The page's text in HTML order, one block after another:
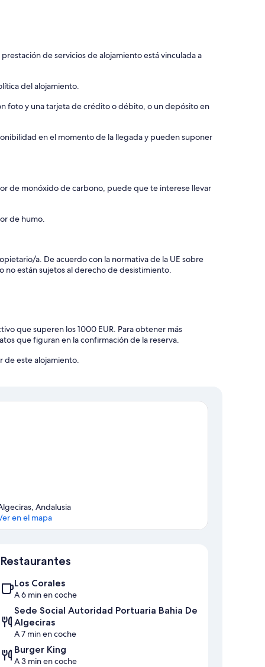
de servicios de alojamiento está vinculada a
del alojamiento.
foto y una tarjeta de crédito o débito, o un depósito en
en el momento de la llegada y pueden suponer
de monóxido de carbono, puede que te interese llevar
de humo.
a. De acuerdo con la normativa de la UE sobre
no están sujetos al derecho de desistimiento.
que superen los 1000 EUR. Para obtener más
que figuran en la confirmación de la reserva.
de este alojamiento.
Andalusia
en el mapa
Restaurantes
Los Corales
A 6 min en coche
Sede Social Autoridad Portuaria Bahia De
Algeciras
A 7 min en coche
Burger King
A 3 min en coche